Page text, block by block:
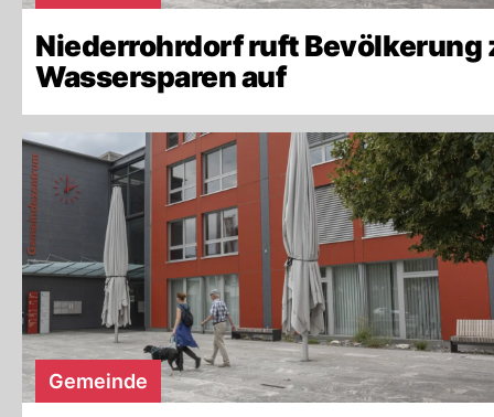
Niederrohrdorf ruft Bevölkerung
Wassersparen auf
Gemeinde